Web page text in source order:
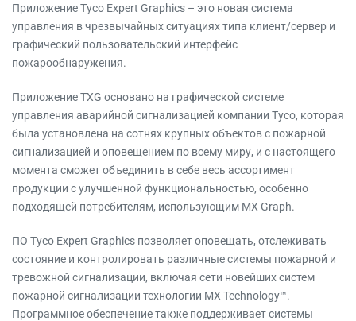
Приложение Tyco Expert Graphics – это новая система
управления в чрезвычайных ситуациях типа клиент/сервер и
графический пользовательский интерфейс
пожарообнаружения.
Приложение TXG основано на графической системе
управления аварийной сигнализацией компании Tyco, которая
была установлена на сотнях крупных объектов с пожарной
сигнализацией и оповещением по всему миру, и с настоящего
момента сможет объединить в себе весь ассортимент
продукции с улучшенной функциональностью, особенно
подходящей потребителям, использующим MX Graph.
ПО Tyco Expert Graphics позволяет оповещать, отслеживать
состояние и контролировать различные системы пожарной и
тревожной сигнализации, включая сети новейших систем
пожарной сигнализации технологии MX Technology™.
Программное обеспечение также поддерживает системы